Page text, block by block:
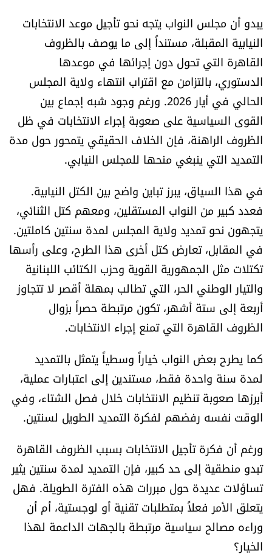
خاص الموقع
كتّابنا
تحت المجهر
آراء
اقتصاد
العالم
الصحافة الإسرائيلية
ثقافة وفنون
فصل من كتاب
اقرأ تضحك
كاميرا
سجالات
صحّة وصحن
الرياضة
منوّعات
حظّك اليوم
يبدو أن مجلس النواب يتجه نحو تأجيل موعد الانتخابات
النيابية المقبلة، مستنداً إلى ما يوصف بالظروف
القاهرة التي تحول دون إجرائها في موعدها
الدستوري، بالتزامن مع اقتراب انتهاء ولاية المجلس
الحالي في أيار 2026. ورغم وجود شبه إجماع بين
القوى السياسية على صعوبة إجراء الانتخابات في ظل
الظروف الراهنة، فإن الخلاف الحقيقي يتمحور حول مدة
التمديد التي ينبغي منحها للمجلس النيابي.
في هذا السياق، يبرز تباين واضح بين الكتل النيابية.
فعدد كبير من النواب المستقلين، ومعهم كتل الثنائي،
يتجهون نحو تمديد ولاية المجلس لمدة سنتين كاملتين.
في المقابل، تعارض كتل أخرى هذا الطرح، وعلى رأسها
تكتلات مثل الجمهورية القوية وحزب الكتائب اللبنانية
والتيار الوطني الحر، التي تطالب بمهلة أقصر لا تتجاوز
أربعة إلى ستة أشهر، تكون مرتبطة حصراً بزوال
الظروف القاهرة التي تمنع إجراء الانتخابات.
كما يطرح بعض النواب خياراً وسطياً يتمثل بالتمديد
لمدة سنة واحدة فقط، مستندين إلى اعتبارات عملية،
أبرزها صعوبة تنظيم الانتخابات خلال فصل الشتاء، وفي
الوقت نفسه رفضهم لفكرة التمديد الطويل لسنتين.
ورغم أن فكرة تأجيل الانتخابات بسبب الظروف القاهرة
تبدو منطقية إلى حد كبير، فإن التمديد لمدة سنتين يثير
تساؤلات عديدة حول مبررات هذه الفترة الطويلة. فهل
يتعلق الأمر فعلاً بمتطلبات تقنية أو لوجستية، أم أن
وراءه مصالح سياسية مرتبطة بالجهات الداعمة لهذا
الخيار؟